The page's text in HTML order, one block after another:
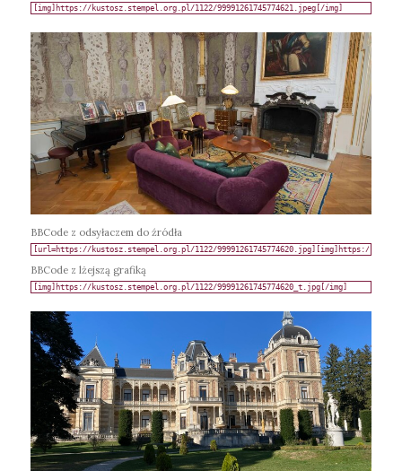
BBCode z odsyłaczem do źródła
BBCode z lżejszą grafiką